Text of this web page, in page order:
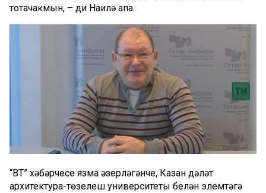
тотачакмын, – ди Наилә апа.
“ВТ” хәбәрчесе язма әзерләгәнче, Казан дәүләт
архитектура-төзелеш университеты белән элемтәгә